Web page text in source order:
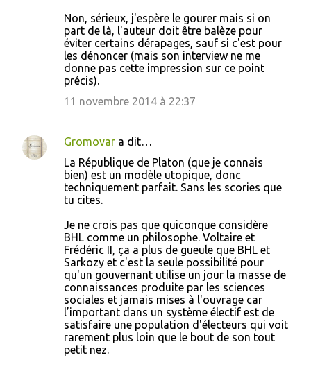
Non, sérieux, j'espère le gourer mais si on
part de là, l'auteur doit être balèze pour
éviter certains dérapages, sauf si c'est pour
les dénoncer (mais son interview ne me
donne pas cette impression sur ce point
précis).
11 novembre 2014 à 22:37
Gromovar a dit…
La République de Platon (que je connais
bien) est un modèle utopique, donc
techniquement parfait. Sans les scories que
tu cites.
Je ne crois pas que quiconque considère
BHL comme un philosophe. Voltaire et
Frédéric II, ça a plus de gueule que BHL et
Sarkozy et c'est la seule possibilité pour
qu'un gouvernant utilise un jour la masse de
connaissances produite par les sciences
sociales et jamais mises à l'ouvrage car
l’important dans un système électif est de
satisfaire une population d'électeurs qui voit
rarement plus loin que le bout de son tout
petit nez.